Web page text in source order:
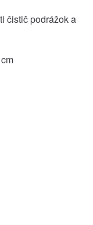
čistič podrážok a